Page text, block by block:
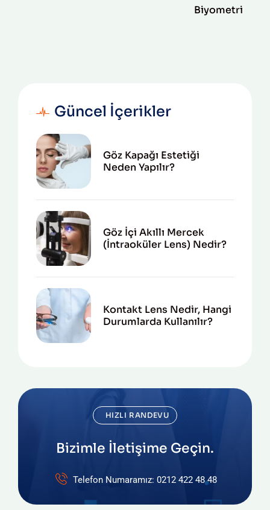
Biyometri
Güncel İçerikler
Göz Kapağı Estetiği
Neden Yapılır?
Göz İçi Akıllı Mercek
(İntraoküler Lens) Nedir?
Kontakt Lens Nedir, Hangi
Durumlarda Kullanılır?
HIZLI RANDEVU
Bizimle İletişime Geçin.
Telefon Numaramız: 0212 422 48 48